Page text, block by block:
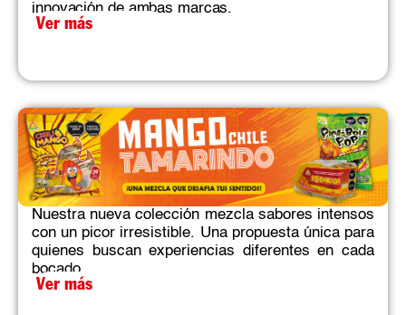
innovación de ambas marcas.​
Ver más
Nuestra nueva colección mezcla sabores intensos
con un picor irresistible. Una propuesta única para
quienes buscan experiencias diferentes en cada
bocado.​
Ver más